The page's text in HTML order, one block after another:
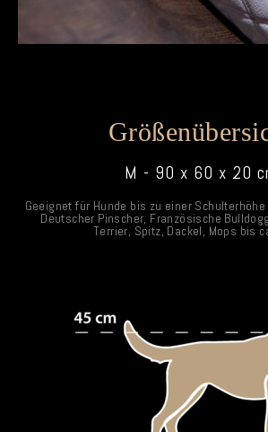
M - 90 x 60 x 20
Geeignet für Hunde bis zu einer
Deutscher Pinscher, Französische
Terrier, Spitz, Dackel, Mops bis